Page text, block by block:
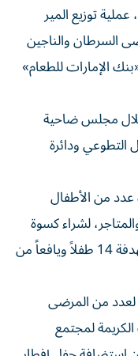
توزيع المير
السرطان والناجين
الإمارات للطعام»
مجلس ضاحية
ودائرة
من الأطفال
لشراء كسوة
العيد من الملابس التي تسعدهم، مستهدفة 14 طفلاً ويافعاً من
من المرضى
لمجتمع